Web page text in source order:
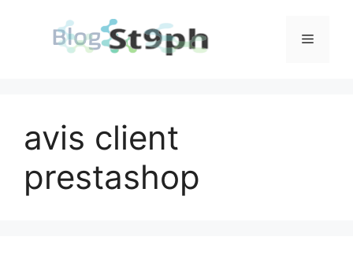
Menu
avis client
prestashop